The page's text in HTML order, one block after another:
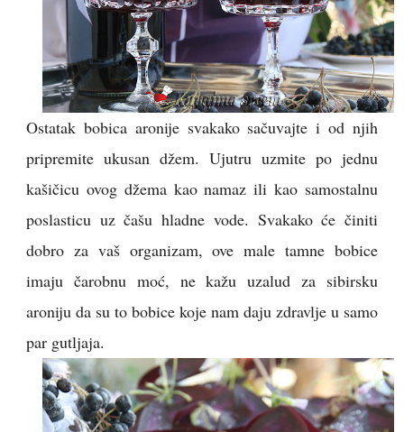
Ostatak bobica aronije svakako sačuvajte i od njih
pripremite ukusan džem. Ujutru uzmite po jednu
kašičicu ovog džema kao namaz ili kao samostalnu
poslasticu uz čašu hladne vode. Svakako će činiti
dobro za vaš organizam, ove male tamne bobice
imaju čarobnu moć, ne kažu uzalud za sibirsku
aroniju da su to bobice koje nam daju zdravlje u samo
par gutljaja.